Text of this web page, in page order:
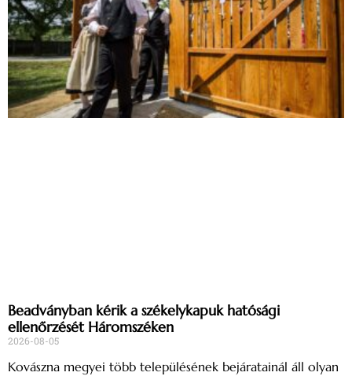
Beadványban kérik a székelykapuk hatósági
ellenőrzését Háromszéken
2026-08-05
Kovászna megyei több településének bejáratainál áll olyan